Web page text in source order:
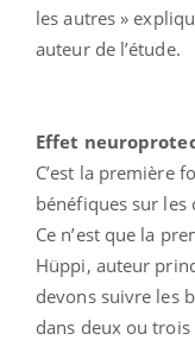
les autres »
auteur de l’étude.
Effet
C’est la première
bénéfiques sur les
Ce n’est que la
Hüppi, auteur
devons suivre les
dans deux ou